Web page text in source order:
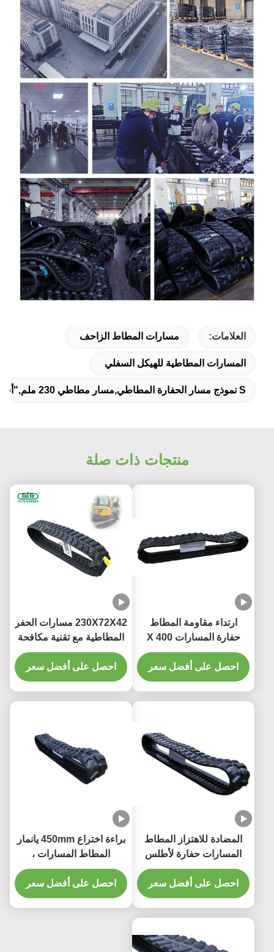
العلامات: مسارات المطاط الزاحف
المسارات المطاطية للهيكل السفلي
S نموذج مسار الحفارة المطاطي,مسار مطاطي 230 ملم,"أف.تي.تي". مسار المطاط T230X72SWKX41
منتجات ذات صلة
ارتداء مقاومة المطاط
حفارة المسارات 400 X
72.5KX 76 انخفاض ضغط
الأرض
احصل على أفضل سعر
230X72X42 مسارات الحفر
المطاطية مع تقنية مكافحة
الاهتزاز لتقليل الاهتزاز
وحماية الآلة
احصل على أفضل سعر
المضادة للاهتزاز المطاط
المسارات حفارة لأطلس
بوبكات القط كوبوتا وناغانو
سلسلة
احصل على أفضل سعر
براءة اختراع 450mm يانمار
المطاط المسارات ،
كوماتسو المطاط المسارات
للحفارة
احصل على أفضل سعر